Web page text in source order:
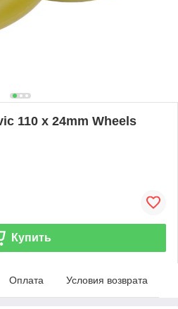
110 x 24mm Wheels
Купить
Оплата Условия возврата